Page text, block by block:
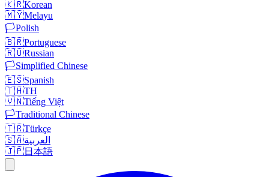
🇰🇷Korean
🇲🇾Melayu
🏳️Polish
🇧🇷Portuguese
🇷🇺Russian
🏳️Simplified Chinese
🇪🇸Spanish
🇹🇭TH
🇻🇳Tiếng Việt
🏳️Traditional Chinese
🇹🇷Türkçe
🇸🇦العربية
🇯🇵日本語